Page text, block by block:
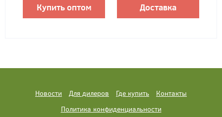
Купить оптом Доставка
Новости Для дилеров Где купить
Контакты
Политика конфиденциальности